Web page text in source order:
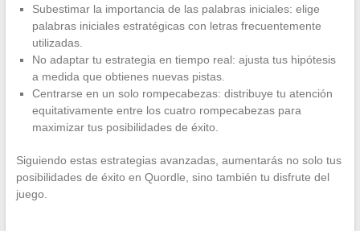
Subestimar la importancia de las palabras iniciales: elige
palabras iniciales estratégicas con letras frecuentemente
utilizadas.
No adaptar tu estrategia en tiempo real: ajusta tus hipótesis
a medida que obtienes nuevas pistas.
Centrarse en un solo rompecabezas: distribuye tu atención
equitativamente entre los cuatro rompecabezas para
maximizar tus posibilidades de éxito.
Siguiendo estas estrategias avanzadas, aumentarás no solo tus
posibilidades de éxito en Quordle, sino también tu disfrute del
juego.